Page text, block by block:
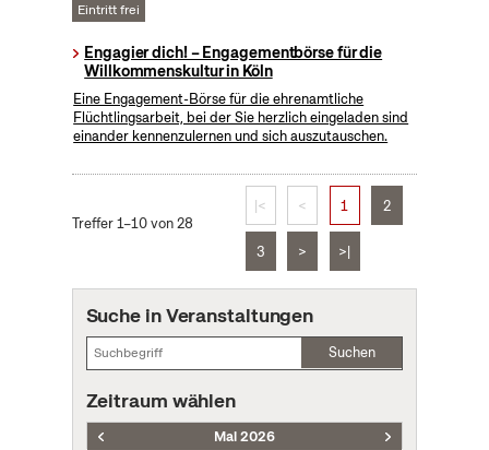
Eintritt frei
Engagier dich! – Engagementbörse für die
Willkommenskultur in Köln
Eine Engagement-Börse für die ehrenamtliche
Flüchtlingsarbeit, bei der Sie herzlich eingeladen sind
einander kennenzulernen und sich auszutauschen.
Treffer 1–10 von 28
|< < 1 2
3 > >|
Suche in Veranstaltungen
Suchen
Zeitraum wählen
Mai 2026